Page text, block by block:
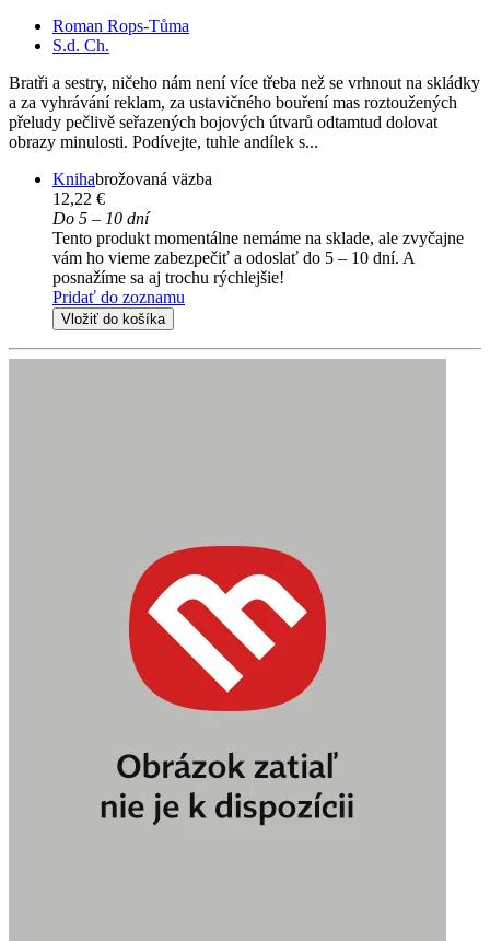
Roman Rops-Tůma
S.d. Ch.
Bratři a sestry, ničeho nám není více třeba než se vrhnout na skládky
a za vyhrávání reklam, za ustavičného bouření mas roztoužených
přeludy pečlivě seřazených bojových útvarů odtamtud dolovat
obrazy minulosti. Podívejte, tuhle andílek s...
Knihabrožovaná väzba
12,22 €
Do 5 – 10 dní
Tento produkt momentálne nemáme na sklade, ale zvyčajne
vám ho vieme zabezpečiť a odoslať do 5 – 10 dní. A
posnažíme sa aj trochu rýchlejšie!
Pridať do zoznamu
Vložiť do košíka